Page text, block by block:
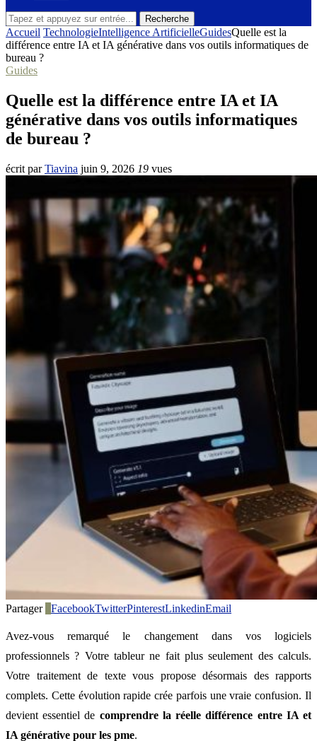
Recherche
Accueil TechnologieIntelligence ArtificielleGuidesQuelle est la
différence entre IA et IA générative dans vos outils informatiques de
bureau ?
Guides
Quelle est la différence entre IA et IA
générative dans vos outils informatiques
de bureau ?
écrit parTiavina juin 9, 2026 19 vues
Partager FacebookTwitterPinterestLinkedinEmail
Avez-vous remarqué le changement dans vos logiciels
professionnels ? Votre tableur ne fait plus seulement des calculs.
Votre traitement de texte vous propose désormais des rapports
complets. Cette évolution rapide crée parfois une vraie confusion. Il
devient essentiel de comprendre la réelle différence entre IA et
IA générative pour les pme.